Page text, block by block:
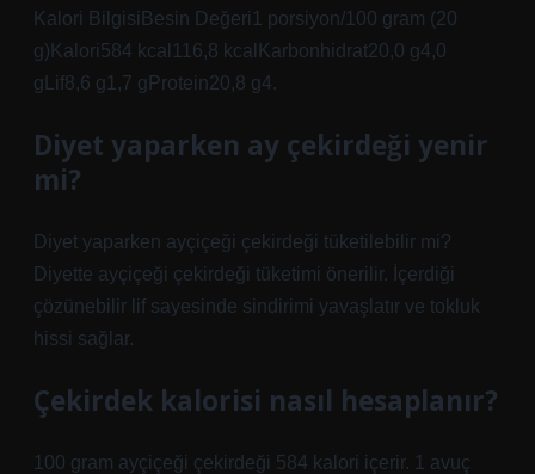
Kalori BilgisiBesin Değeri1 porsiyon/100 gram (20
g)Kalori584 kcal116,8 kcalKarbonhidrat20,0 g4,0
gLif8,6 g1,7 gProtein20,8 g4.
Diyet yaparken ay çekirdeği yenir
mi?
Diyet yaparken ayçiçeği çekirdeği tüketilebilir mi?
Diyette ayçiçeği çekirdeği tüketimi önerilir. İçerdiği
çözünebilir lif sayesinde sindirimi yavaşlatır ve tokluk
hissi sağlar.
Çekirdek kalorisi nasıl hesaplanır?
100 gram ayçiçeği çekirdeği 584 kalori içerir. 1 avuç